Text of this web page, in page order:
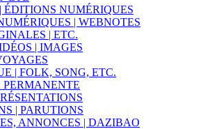
ÉDITIONS NUMÉRIQUES
| WEBNOTES
| ETC.
| IMAGES
| FOLK, SONG, ETC.
| PARUTIONS
ANNONCES | DAZIBAO